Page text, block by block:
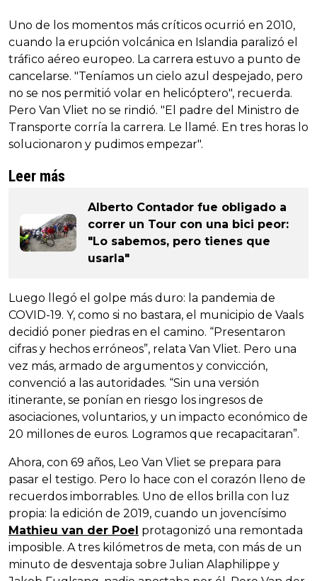
Uno de los momentos más críticos ocurrió en 2010,
cuando la erupción volcánica en Islandia paralizó el
tráfico aéreo europeo. La carrera estuvo a punto de
cancelarse. "Teníamos un cielo azul despejado, pero
no se nos permitió volar en helicóptero", recuerda.
Pero Van Vliet no se rindió. "El padre del Ministro de
Transporte corría la carrera. Le llamé. En tres horas lo
solucionaron y pudimos empezar".
Leer más
Alberto Contador fue obligado a
correr un Tour con una bici peor:
"Lo sabemos, pero tienes que
usarla"
Luego llegó el golpe más duro: la pandemia de
COVID-19. Y, como si no bastara, el municipio de Vaals
decidió poner piedras en el camino. “Presentaron
cifras y hechos erróneos”, relata Van Vliet. Pero una
vez más, armado de argumentos y convicción,
convenció a las autoridades. “Sin una versión
itinerante, se ponían en riesgo los ingresos de
asociaciones, voluntarios, y un impacto económico de
20 millones de euros. Logramos que recapacitaran”.
Ahora, con 69 años, Leo Van Vliet se prepara para
pasar el testigo. Pero lo hace con el corazón lleno de
recuerdos imborrables. Uno de ellos brilla con luz
propia: la edición de 2019, cuando un jovencísimo
Mathieu van der Poel protagonizó una remontada
imposible. A tres kilómetros de meta, con más de un
minuto de desventaja sobre Julian Alaphilippe y